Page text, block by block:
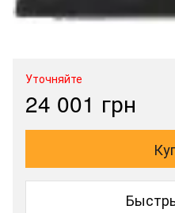
Уточняйте
24 001 грн